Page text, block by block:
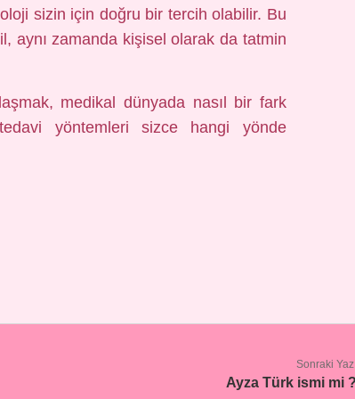
sizin için doğru bir tercih olabilir. Bu
aynı zamanda kişisel olarak da tatmin
medikal dünyada nasıl bir fark
yöntemleri sizce hangi yönde
Sonraki
Ayza Türk ismi mi